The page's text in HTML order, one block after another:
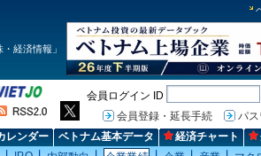
経済情報」
会員ログイン ID
会員登録・延長手続
パ
レンダー ベトナム基本データ 経済チャート